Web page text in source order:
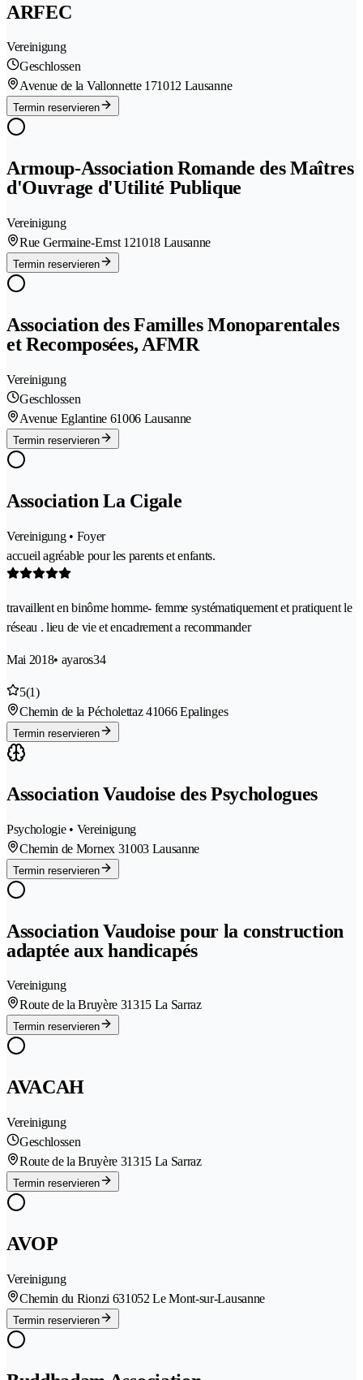
ARFEC
Vereinigung
Geschlossen
Avenue de la Vallonnette 171012 Lausanne
Termin reservieren
Armoup-Association Romande des Maîtres
d'Ouvrage d'Utilité Publique
Vereinigung
Rue Germaine-Ernst 121018 Lausanne
Termin reservieren
Association des Familles Monoparentales
et Recomposées, AFMR
Vereinigung
Geschlossen
Avenue Eglantine 61006 Lausanne
Termin reservieren
Association La Cigale
Vereinigung • Foyer
accueil agréable pour les parents et enfants.
travaillent en binôme homme- femme systématiquement et pratiquent le
réseau . lieu de vie et encadrement a recommander
Mai 2018• ayaros34
5(1)
Chemin de la Pécholettaz 41066 Epalinges
Termin reservieren
Association Vaudoise des Psychologues
Psychologie • Vereinigung
Chemin de Mornex 31003 Lausanne
Termin reservieren
Association Vaudoise pour la construction
adaptée aux handicapés
Vereinigung
Route de la Bruyère 31315 La Sarraz
Termin reservieren
AVACAH
Vereinigung
Geschlossen
Route de la Bruyère 31315 La Sarraz
Termin reservieren
AVOP
Vereinigung
Chemin du Rionzi 631052 Le Mont-sur-Lausanne
Termin reservieren